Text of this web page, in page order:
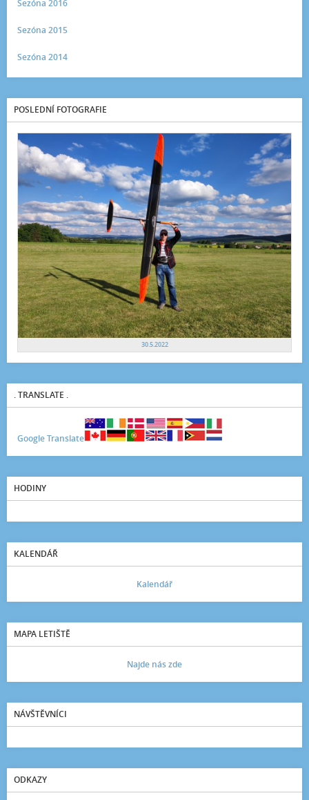
Sezóna 2016
Sezóna 2015
Sezóna 2014
POSLEDNÍ FOTOGRAFIE
30.5.2022
. TRANSLATE .
Google Translate
HODINY
KALENDÁŘ
Kalendář
MAPA LETIŠTĚ
Najde nás zde
NÁVŠTĚVNÍCI
ODKAZY